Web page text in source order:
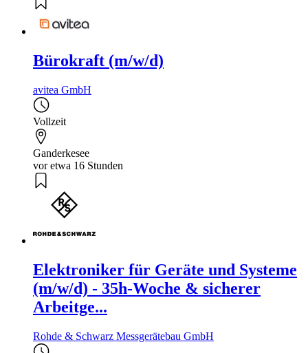
Bürokraft (m/w/d)
avitea GmbH
Vollzeit
Ganderkesee
vor etwa 16 Stunden
Elektroniker für Geräte und Systeme
(m/w/d) - 35h-Woche & sicherer
Arbeitge...
Rohde & Schwarz Messgerätebau GmbH